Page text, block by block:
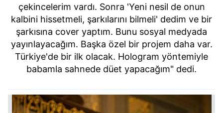
çekincelerim vardı. Sonra 'Yeni nesil de onun
kalbini hissetmeli, şarkılarını bilmeli' dedim ve bir
şarkısına cover yaptım. Bunu sosyal medyada
yayınlayacağım. Başka özel bir projem daha var.
Türkiye'de bir ilk olacak. Hologram yöntemiyle
babamla sahnede düet yapacağım" dedi.